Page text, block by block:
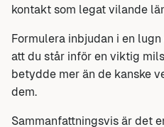
kontakt som legat vilande
Formulera inbjudan i en
att du står inför en viktig
betydde mer än de kanske
dem.
Sammanfattningsvis är det